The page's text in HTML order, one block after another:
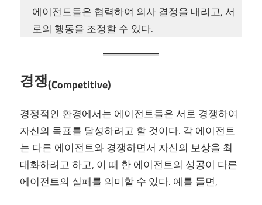
에이전트들은 협력하여 의사 결정을 내리고, 서
로의 행동을 조정할 수 있다.
경쟁(Competitive)
경쟁적인 환경에서는 에이전트들은 서로 경쟁하여
자신의 목표를 달성하려고 할 것이다. 각 에이전트
는 다른 에이전트와 경쟁하면서 자신의 보상을 최
대화하려고 하고, 이 때 한 에이전트의 성공이 다른
에이전트의 실패를 의미할 수 있다. 예를 들면,